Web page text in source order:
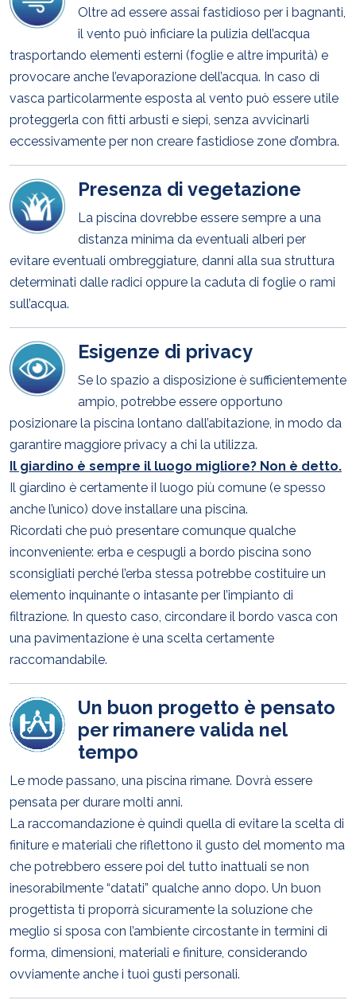
Oltre ad essere assai fastidioso per i bagnanti,
il vento può inficiare la pulizia dell’acqua
trasportando elementi esterni (foglie e altre impurità) e
provocare anche l’evaporazione dell’acqua. In caso di
vasca particolarmente esposta al vento può essere utile
proteggerla con fitti arbusti e siepi, senza avvicinarli
eccessivamente per non creare fastidiose zone d’ombra.
Presenza di vegetazione
La piscina dovrebbe essere sempre a una
distanza minima da eventuali alberi per
evitare eventuali ombreggiature, danni alla sua struttura
determinati dalle radici oppure la caduta di foglie o rami
sull’acqua.
Esigenze di privacy
Se lo spazio a disposizione è sufficientemente
ampio, potrebbe essere opportuno
posizionare la piscina lontano dall’abitazione, in modo da
garantire maggiore privacy a chi la utilizza.
Il giardino è sempre il luogo migliore? Non è detto.
Il giardino è certamente iI luogo più comune (e spesso
anche l’unico) dove installare una piscina.
Ricordati che può presentare comunque qualche
inconveniente: erba e cespugli a bordo piscina sono
sconsigliati perché l’erba stessa potrebbe costituire un
elemento inquinante o intasante per l’impianto di
filtrazione. In questo caso, circondare il bordo vasca con
una pavimentazione è una scelta certamente
raccomandabile.
Un buon progetto è pensato
per rimanere valida nel
tempo
Le mode passano, una piscina rimane. Dovrà essere
pensata per durare molti anni.
La raccomandazione è quindi quella di evitare la scelta di
finiture e materiali che riflettono il gusto del momento ma
che potrebbero essere poi del tutto inattuali se non
inesorabilmente “datati” qualche anno dopo. Un buon
progettista ti proporrà sicuramente la soluzione che
meglio si sposa con l’ambiente circostante in termini di
forma, dimensioni, materiali e finiture, considerando
ovviamente anche i tuoi gusti personali.